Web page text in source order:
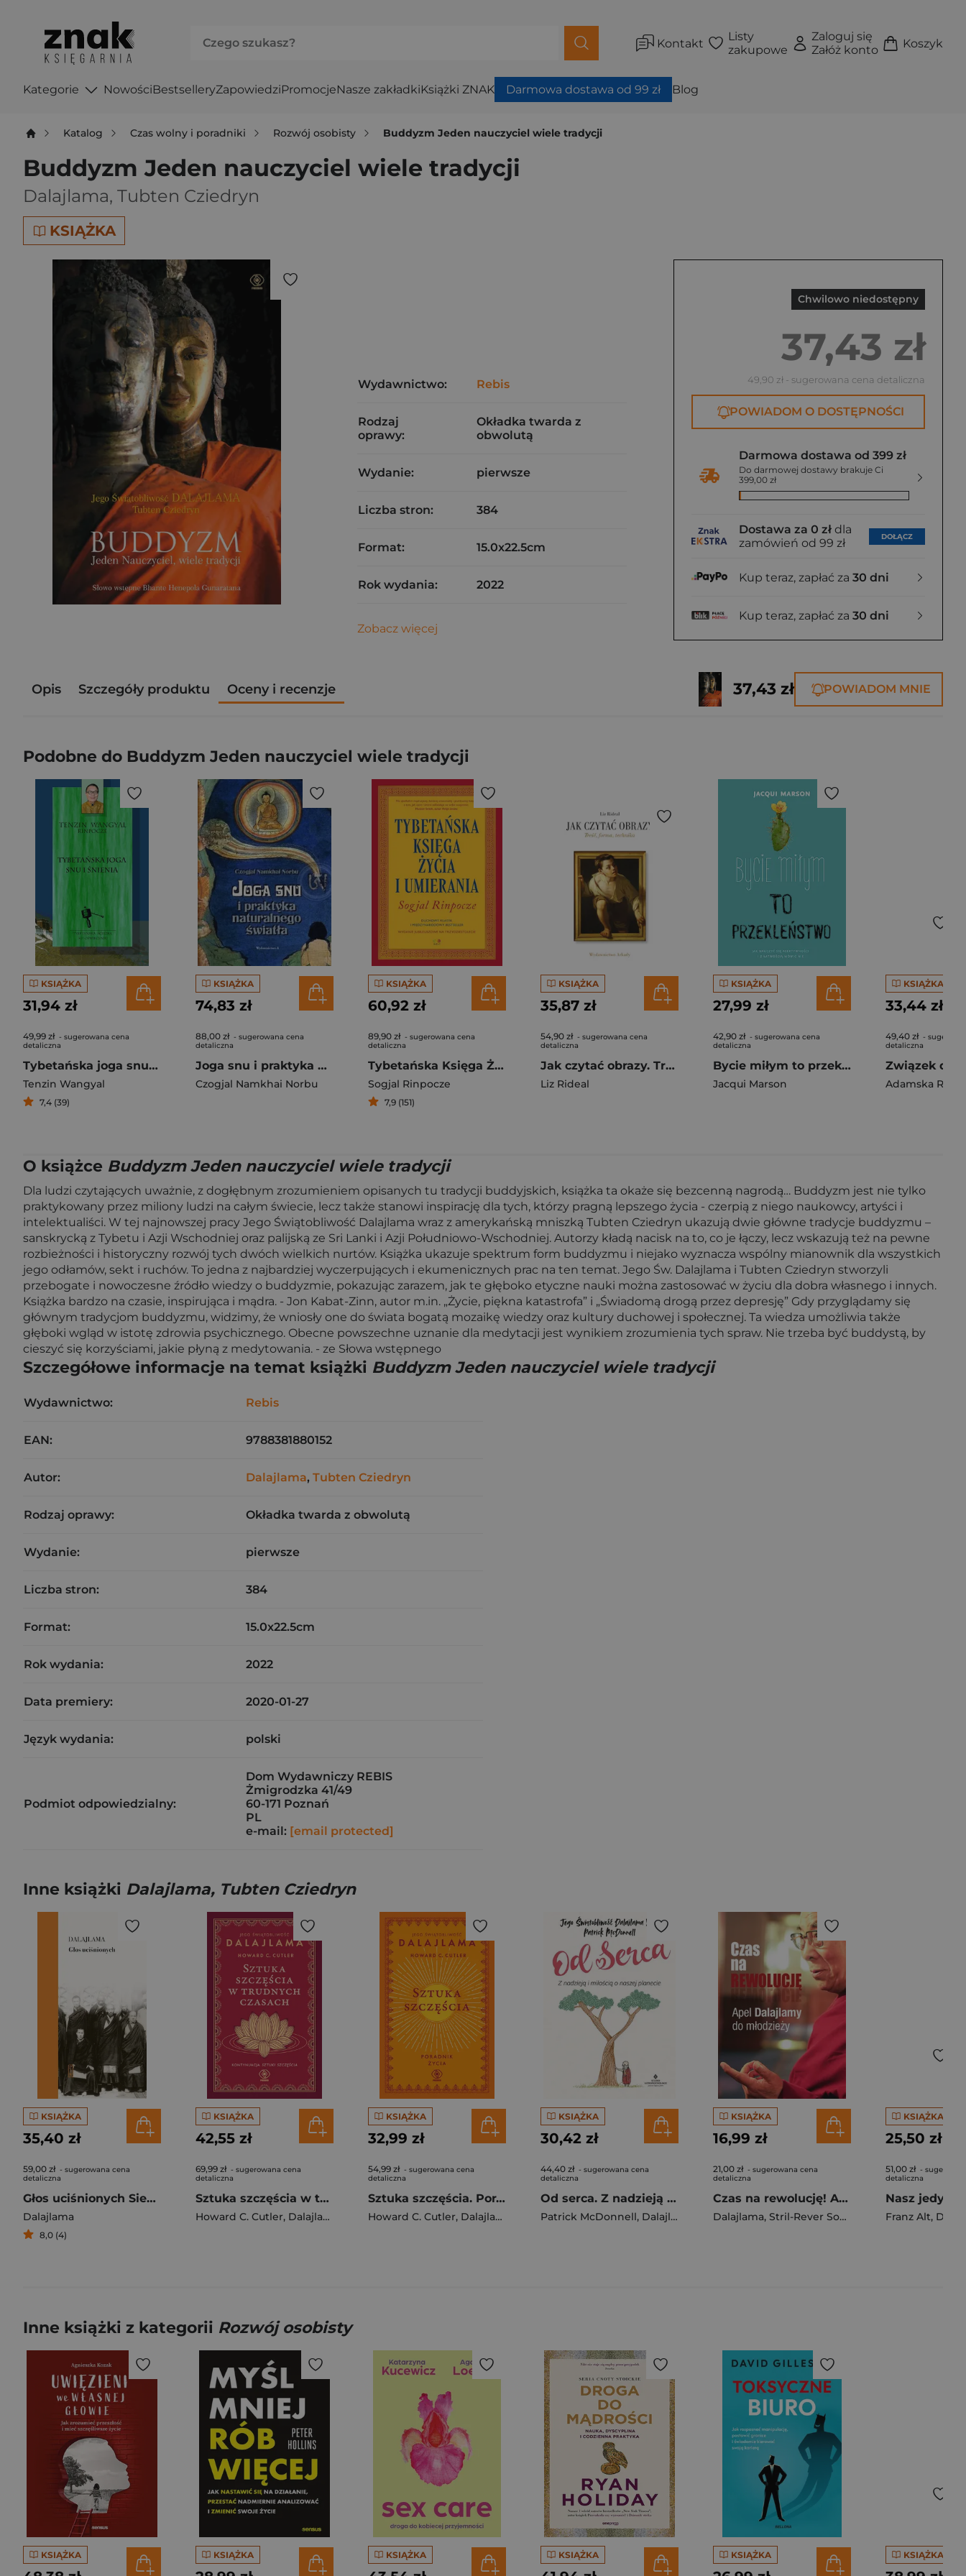
Kontakt
Listy
zakupowe
Zaloguj się
Załóż konto
Koszyk
Kategorie NowościBestselleryZapowiedziPromocjeNasze zakładkiKsiążki ZNAK Darmowa dostawa od 99 zł Blog
Katalog Czas wolny i poradniki Rozwój osobisty Buddyzm Jeden nauczyciel wiele tradycji
Buddyzm Jeden nauczyciel wiele tradycji
Dalajlama, Tubten Cziedryn
KSIĄŻKA
Chwilowo niedostępny
37,43 zł
49,90 zł - sugerowana cena detaliczna
POWIADOM O DOSTĘPNOŚCI
Darmowa dostawa od 399 zł
Do darmowej dostawy brakuje Ci
399,00 zł
Dostawa za 0 zł dla
zamówień od 99 zł
DOŁĄCZ
Kup teraz, zapłać za 30 dni
Kup teraz, zapłać za 30 dni
Wydawnictwo: Rebis
Rodzaj
oprawy:
Okładka twarda z
obwolutą
Wydanie: pierwsze
Liczba stron: 384
Format: 15.0x22.5cm
Rok wydania: 2022
Zobacz więcej
Opis Szczegóły produktu Oceny i recenzje 37,43 zł POWIADOM MNIE
Podobne do Buddyzm Jeden nauczyciel wiele tradycji
KSIĄŻKA
31,94 zł
49,99 zł - sugerowana cena
detaliczna
Tybetańska joga snu i śnienia
Tenzin Wangyal
7,4 (39)
KSIĄŻKA
74,83 zł
88,00 zł - sugerowana cena
detaliczna
Joga snu i praktyka naturalnego światła
Czogjal Namkhai Norbu
KSIĄŻKA
60,92 zł
89,90 zł - sugerowana cena
detaliczna
Tybetańska Księga Życia i Umierania
Sogjal Rinpocze
7,9 (151)
KSIĄŻKA
35,87 zł
54,90 zł - sugerowana cena
detaliczna
Jak czytać obrazy. Treść, forma, technika
Liz Rideal
KSIĄŻKA
27,99 zł
42,90 zł - sugerowana cena
detaliczna
Bycie miłym to przekleństwo
Jacqui Marson
KSIĄŻKA
33,44 zł
49,40 zł -
detaliczna
O książce Buddyzm Jeden nauczyciel wiele tradycji
Dla ludzi czytających uważnie, z dogłębnym zrozumieniem opisanych tu tradycji buddyjskich, książka ta okaże się bezcenną nagrodą… Buddyzm jest nie tylko
praktykowany przez miliony ludzi na całym świecie, lecz także stanowi inspirację dla tych, którzy pragną lepszego życia - czerpią z niego naukowcy, artyści i
intelektualiści. W tej najnowszej pracy Jego Świątobliwość Dalajlama wraz z amerykańską mniszką Tubten Cziedryn ukazują dwie główne tradycje buddyzmu –
sanskrycką z Tybetu i Azji Wschodniej oraz palijską ze Sri Lanki i Azji Południowo-Wschodniej. Autorzy kładą nacisk na to, co je łączy, lecz wskazują też na pewne
rozbieżności i historyczny rozwój tych dwóch wielkich nurtów. Książka ukazuje spektrum form buddyzmu i niejako wyznacza wspólny mianownik dla wszystkich
jego odłamów, sekt i ruchów. To jedna z najbardziej wyczerpujących i ekumenicznych prac na ten temat. Jego Św. Dalajlama i Tubten Cziedryn stworzyli
przebogate i nowoczesne źródło wiedzy o buddyzmie, pokazując zarazem, jak te głęboko etyczne nauki można zastosować w życiu dla dobra własnego i innych.
Książka bardzo na czasie, inspirująca i mądra. - Jon Kabat-Zinn, autor m.in. „Życie, piękna katastrofa” i „Świadomą drogą przez depresję” Gdy przyglądamy się
głównym tradycjom buddyzmu, widzimy, że wniosły one do świata bogatą mozaikę wiedzy oraz kultury duchowej i społecznej. Ta wiedza umożliwia także
głęboki wgląd w istotę zdrowia psychicznego. Obecne powszechne uznanie dla medytacji jest wynikiem zrozumienia tych spraw. Nie trzeba być buddystą, by
cieszyć się korzyściami, jakie płyną z medytowania. - ze Słowa wstępnego
Szczegółowe informacje na temat książki Buddyzm Jeden nauczyciel wiele tradycji
Wydawnictwo: Rebis
EAN: 9788381880152
Autor: Dalajlama, Tubten Cziedryn
Rodzaj oprawy: Okładka twarda z obwolutą
Wydanie: pierwsze
Liczba stron: 384
Format: 15.0x22.5cm
Rok wydania: 2022
Data premiery: 2020-01-27
Język wydania: polski
Podmiot odpowiedzialny:
Dom Wydawniczy REBIS
Żmigrodzka 41/49
60-171 Poznań
PL
e-mail: [email protected]
Inne książki Dalajlama, Tubten Cziedryn
KSIĄŻKA
35,40 zł
59,00 zł - sugerowana cena
detaliczna
Głos uciśnionych Siedem dekad walki z Chinami o mój kraj i naród
Dalajlama
8,0 (4)
KSIĄŻKA
42,55 zł
69,99 zł - sugerowana cena
detaliczna
Sztuka szczęścia w trudnych czasach wyd. 2024
Howard C. Cutler, Dalajlama
KSIĄŻKA
32,99 zł
54,99 zł - sugerowana cena
detaliczna
Sztuka szczęścia. Poradnik życia wyd. 2024
Howard C. Cutler, Dalajlama
KSIĄŻKA
30,42 zł
44,40 zł - sugerowana cena
detaliczna
Od serca. Z nadzieją i miłością o naszej planecie
Patrick McDonnell, Dalajlama
KSIĄŻKA
16,99 zł
21,00 zł - sugerowana cena
detaliczna
Czas na rewolucję! Apel Dalajlamy do młodzieży
Dalajlama, Stril-Rever Sofia
KSIĄŻKA
25,50 zł
51,00 zł -
detaliczna
Nasz jedyny
Franz Alt,
Inne książki z kategorii Rozwój osobisty
KSIĄŻKA KSIĄŻKA KSIĄŻKA KSIĄŻKA KSIĄŻKA KSIĄŻKA